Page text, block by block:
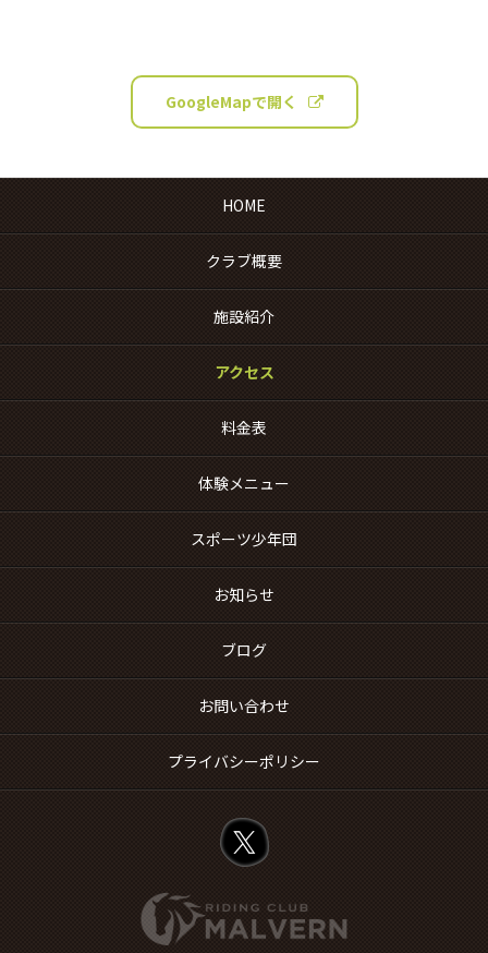
GoogleMapで開く
HOME
クラブ概要
施設紹介
アクセス
料金表
体験メニュー
スポーツ少年団
お知らせ
ブログ
お問い合わせ
プライバシーポリシー